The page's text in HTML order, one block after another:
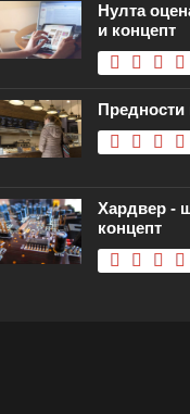
Нулта
и концепт
Хардвер -
концепт